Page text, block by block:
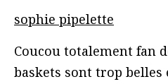
sophie pipelette
Coucou totalement fan
baskets sont trop belles